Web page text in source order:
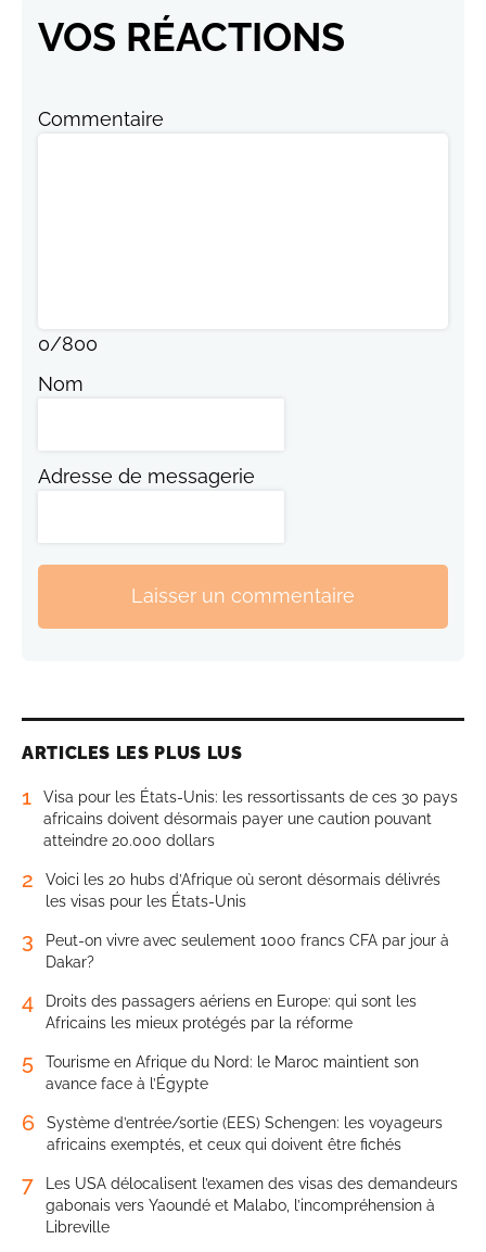
VOS RÉACTIONS
Commentaire
0/800
Nom
Adresse de messagerie
Laisser un commentaire
ARTICLES LES PLUS LUS
1
Visa pour les États-Unis: les ressortissants de ces 30 pays
africains doivent désormais payer une caution pouvant
atteindre 20.000 dollars
2
Voici les 20 hubs d’Afrique où seront désormais délivrés
les visas pour les États-Unis
3
Peut-on vivre avec seulement 1000 francs CFA par jour à
Dakar?
4
Droits des passagers aériens en Europe: qui sont les
Africains les mieux protégés par la réforme
5
Tourisme en Afrique du Nord: le Maroc maintient son
avance face à l’Égypte
6
Système d’entrée/sortie (EES) Schengen: les voyageurs
africains exemptés, et ceux qui doivent être fichés
7
Les USA délocalisent l’examen des visas des demandeurs
gabonais vers Yaoundé et Malabo, l’incompréhension à
Libreville